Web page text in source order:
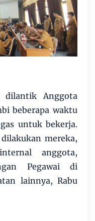
Anggota
beberapa waktu
untuk bekerja.
mereka,
anggota,
Pegawai di
lainnya, Rabu